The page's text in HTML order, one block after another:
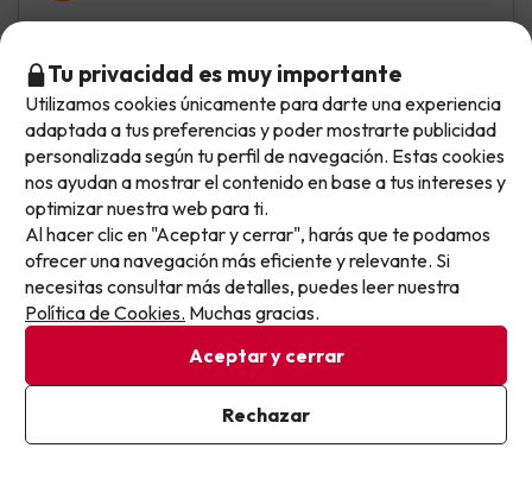
El colchon que es lo que me importa cuando salgo de
viaje muy bien , el bufet bastante aceptable , y el personal
y la limpieza muy bien ,la piscina y sauna bien
Los pasillos de las habitaciones olian muy mal
8.9
Ana Viajó en familia
Julio 2026
Buena ubicación, personal amable y atento, buen spa con
horario muy amplio (lo cual se agradece después de
No llegas tarde: llegas al siguiente.
Este chollo ya ha caducado, pero cada día lanzamos
nuevas oportunidades para viajar mejor y pagar
menos.
Apúntate y que el próximo no se te escape.
Pon tu mejor e-mail
Ya estoy suscrito
Al suscribirte, confirmas haber leído y estar de acuerdo con la
Tu privacidad es muy importante
Utilizamos cookies únicamente para darte una experiencia
adaptada a tus preferencias y poder mostrarte publicidad
personalizada según tu perfil de navegación. Estas cookies
nos ayudan a mostrar el contenido en base a tus intereses y
optimizar nuestra web para ti.
Al hacer clic en "Aceptar y cerrar", harás que te podamos
ofrecer una navegación más eficiente y relevante. Si
necesitas consultar más detalles, puedes leer nuestra
Política de Cookies. Muchas gracias.
Aceptar y cerrar
Rechazar